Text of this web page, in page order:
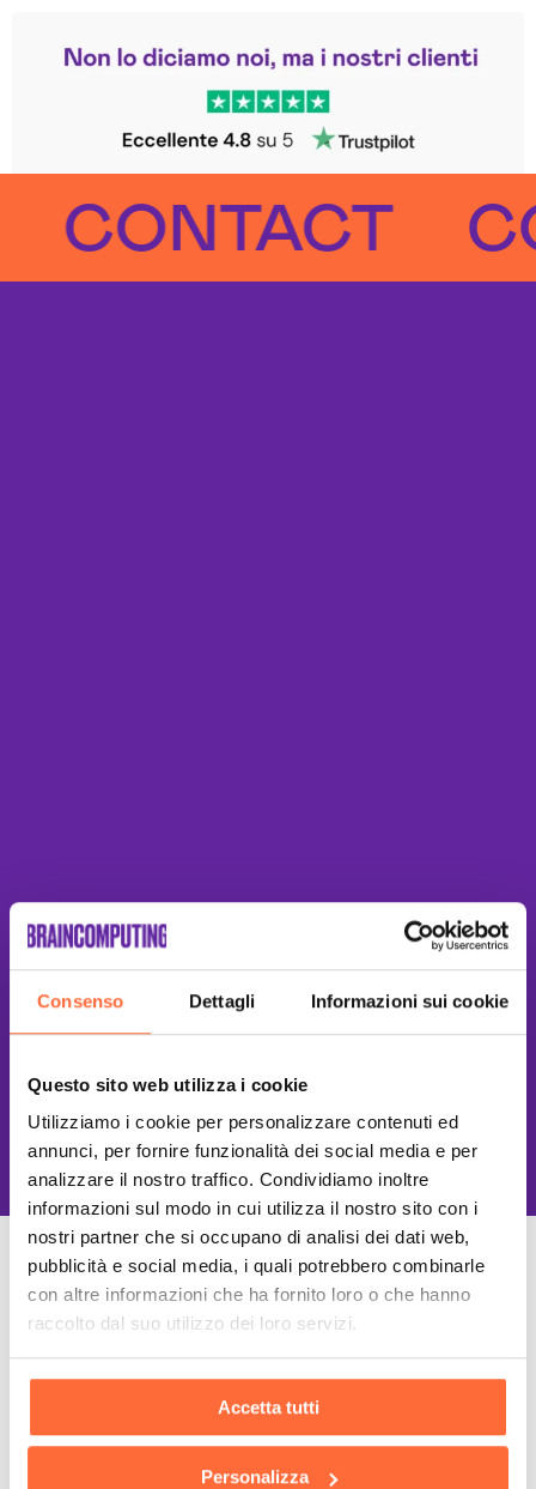
Consenso Dettagli Informazioni sui cookie
Questo sito web utilizza i cookie
Utilizziamo i cookie per personalizzare contenuti ed
annunci, per fornire funzionalità dei social media e per
analizzare il nostro traffico. Condividiamo inoltre
informazioni sul modo in cui utilizza il nostro sito con i
nostri partner che si occupano di analisi dei dati web,
pubblicità e social media, i quali potrebbero combinarle
con altre informazioni che ha fornito loro o che hanno
raccolto dal suo utilizzo dei loro servizi.
Accetta tutti
Personalizza
Trustpilot
This site is protected by reCAPTCHA
Privacy Policy Terms of Service
Un Team di specialisti
Sempre a tuo supporto